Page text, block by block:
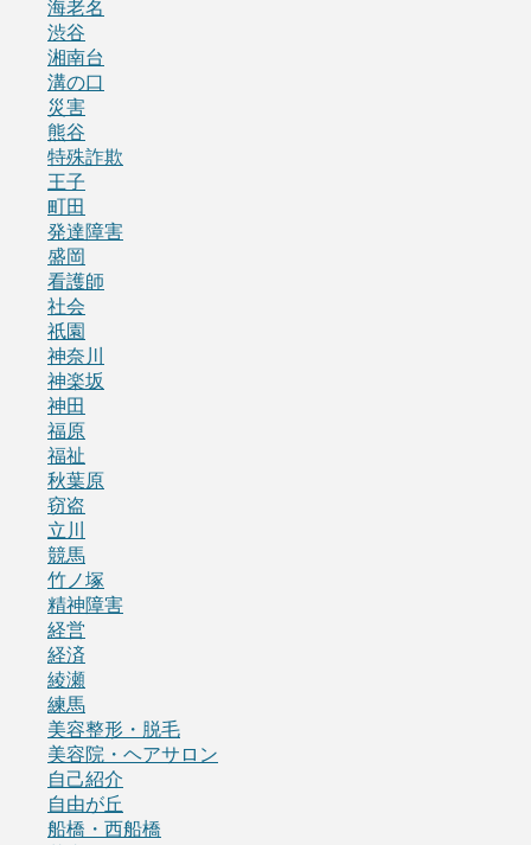
海老名
渋谷
湘南台
溝の口
災害
熊谷
特殊詐欺
王子
町田
発達障害
盛岡
看護師
社会
祇園
神奈川
神楽坂
神田
福原
福祉
秋葉原
窃盗
立川
競馬
竹ノ塚
精神障害
経営
経済
綾瀬
練馬
美容整形・脱毛
美容院・ヘアサロン
自己紹介
自由が丘
船橋・西船橋